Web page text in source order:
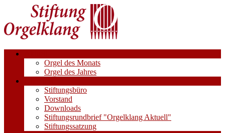
Orgel des Monats
Orgel des Jahres
Stiftungsbüro
Vorstand
Downloads
Stiftungsrundbrief "Orgelklang Aktuell"
Stiftungssatzung